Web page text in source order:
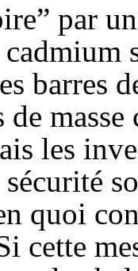
par
barres
les
quoi
cette